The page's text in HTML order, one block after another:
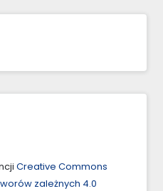
Creative Commons
zależnych 4.0